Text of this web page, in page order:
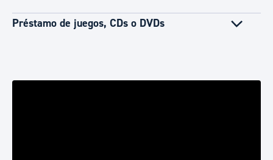
Préstamo de juegos, CDs o DVDs